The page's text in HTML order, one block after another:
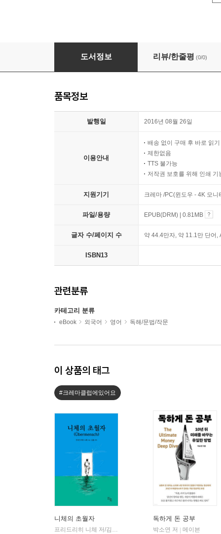
로빈 후드 Robin Hood (영어 원서 읽기)
도서정보 리뷰/한줄평 (0/0)
품목정보
발행일 2016년 08월 26일
이용안내
배송 없이 구매 후 바로 읽기
제한없음
TTS 불가능
저작권 보호를 위해 인쇄 기
지원기기 크레마 /PC(윈도우 - 4K 모
파일/용량 EPUB(DRM) | 0.81MB
글자 수/페이지 수 약 44.4만자, 약 11.1만 단어
ISBN13
관련분류
카테고리 분류
eBook 외국어 영어 독해/문법/작문
이 상품의 태그
#크레마클럽에있어요
니체의 초월자
프리드리히 니체 저/김철 편역
독하게 돈 공부
박소연 저
메이븐